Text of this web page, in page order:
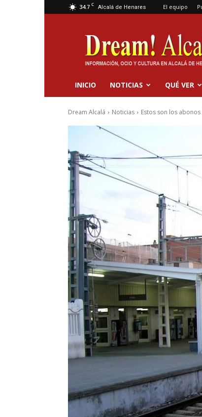
34.7 C Alcalá de Henares El equipo
Dream
Alcalá
INICIO NOTICIAS QUÉ VER
Dream Alcalá Noticias Estos son los